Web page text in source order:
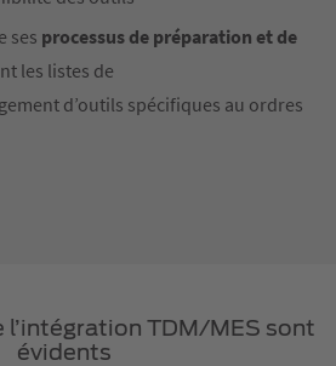
ses processus de préparation et de
les listes de
d’outils spécifiques au ordres
l’intégration TDM/MES sont
évidents